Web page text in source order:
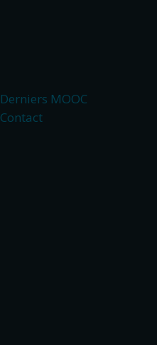
Derniers MOOC
Contact